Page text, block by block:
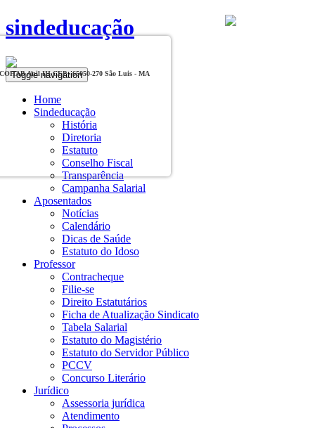
sindeducação
Toggle navigation
Home
Sindeducação
História
Diretoria
Estatuto
Conselho Fiscal
Transparência
Campanha Salarial
Aposentados
Notícias
Calendário
Dicas de Saúde
Estatuto do Idoso
Professor
Contracheque
Filie-se
Direito Estatutários
Ficha de Atualização Sindicato
Tabela Salarial
Estatuto do Magistério
Estatuto do Servidor Público
PCCV
Concurso Literário
Jurídico
Assessoria jurídica
Atendimento
COHAB Anil III CEP - 65050-270 São Luis - MA